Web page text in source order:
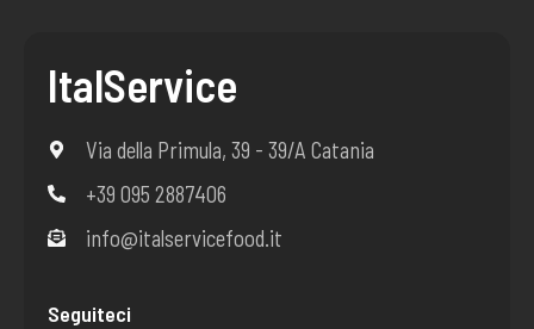
ItalService
Via della Primula, 39 - 39/A Catania
+39 095 2887406
info@italservicefood.it
Seguiteci